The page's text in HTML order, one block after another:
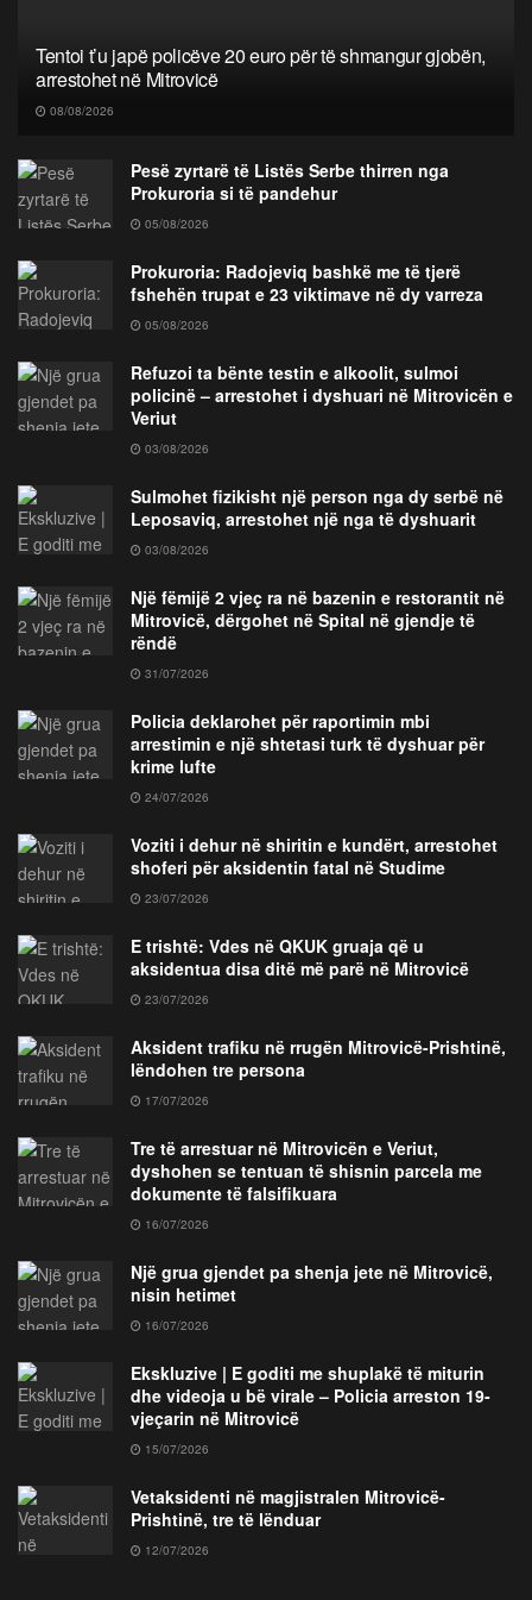
Tentoi t’u japë policëve 20 euro për të shmangur gjobën,
arrestohet në Mitrovicë
08/08/2026
Pesë zyrtarë të Listës Serbe thirren nga
Prokuroria si të pandehur
05/08/2026
Prokuroria: Radojeviq bashkë me të tjerë
fshehën trupat e 23 viktimave në dy varreza
05/08/2026
Refuzoi ta bënte testin e alkoolit, sulmoi
policinë – arrestohet i dyshuari në Mitrovicën e
Veriut
03/08/2026
Sulmohet fizikisht një person nga dy serbë në
Leposaviq, arrestohet një nga të dyshuarit
03/08/2026
Një fëmijë 2 vjeç ra në bazenin e restorantit në
Mitrovicë, dërgohet në Spital në gjendje të
rëndë
31/07/2026
Policia deklarohet për raportimin mbi
arrestimin e një shtetasi turk të dyshuar për
krime lufte
24/07/2026
Voziti i dehur në shiritin e kundërt, arrestohet
shoferi për aksidentin fatal në Studime
23/07/2026
E trishtë: Vdes në QKUK gruaja që u
aksidentua disa ditë më parë në Mitrovicë
23/07/2026
Aksident trafiku në rrugën Mitrovicë-Prishtinë,
lëndohen tre persona
17/07/2026
Tre të arrestuar në Mitrovicën e Veriut,
dyshohen se tentuan të shisnin parcela me
dokumente të falsifikuara
16/07/2026
Një grua gjendet pa shenja jete në Mitrovicë,
nisin hetimet
16/07/2026
Ekskluzive | E goditi me shuplakë të miturin
dhe videoja u bë virale – Policia arreston 19-
vjeçarin në Mitrovicë
15/07/2026
Vetaksidenti në magjistralen Mitrovicë-
Prishtinë, tre të lënduar
12/07/2026